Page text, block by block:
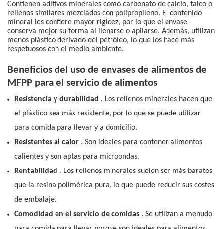
Contienen aditivos minerales como carbonato de calcio, talco o
rellenos similares mezclados con polipropileno. El contenido
mineral les confiere mayor rigidez, por lo que el envase
conserva mejor su forma al llenarse o apilarse. Además, utilizan
menos plástico derivado del petróleo, lo que los hace más
respetuosos con el medio ambiente.
Beneficios del uso de envases de alimentos de
MFPP para el servicio de alimentos
Resistencia y durabilidad . Los rellenos minerales hacen que
el plástico sea más resistente, por lo que se puede utilizar
para comida para llevar y a domicilio.
Resistentes al calor . Son ideales para contener alimentos
calientes y son aptas para microondas.
Rentabilidad . Los rellenos minerales suelen ser más baratos
que la resina polimérica pura, lo que puede reducir sus costes
de embalaje.
Comodidad en el servicio de comidas . Se utilizan a menudo